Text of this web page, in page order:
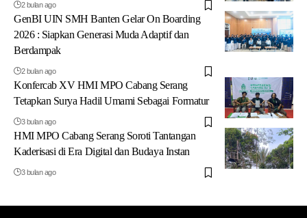
2 bulan ago
GenBI UIN SMH Banten Gelar On Boarding
2026 : Siapkan Generasi Muda Adaptif dan
Berdampak
2 bulan ago
Konfercab XV HMI MPO Cabang Serang
Tetapkan Surya Hadil Umami Sebagai Formatur
3 bulan ago
HMI MPO Cabang Serang Soroti Tantangan
Kaderisasi di Era Digital dan Budaya Instan
3 bulan ago